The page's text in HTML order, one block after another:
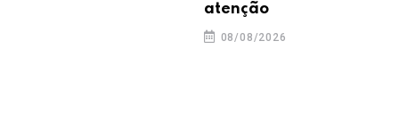
atenção
08/08/2026